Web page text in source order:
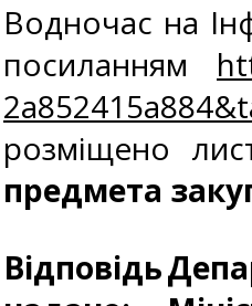
Водночас на
посиланням
розміщено
предмета
Відповідь